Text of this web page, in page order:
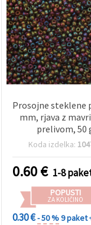
Prosojne steklene
mm, rjava z
prelivom, 50
Koda izdelka:
0.60€ 1-8
POPUSTI
ZA KOLIČINO
0.30 €- 50 %9 paket